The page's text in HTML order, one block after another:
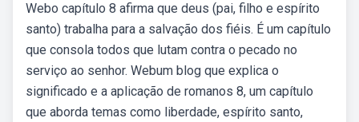
Webo capítulo 8 afirma que deus (pai, filho e espírito
santo) trabalha para a salvação dos fiéis. É um capítulo
que consola todos que lutam contra o pecado no
serviço ao senhor. Webum blog que explica o
significado e a aplicação de romanos 8, um capítulo
que aborda temas como liberdade, espírito santo,